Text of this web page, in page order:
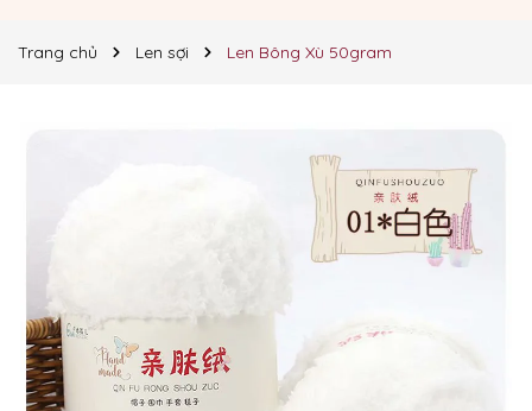
Trang chủ Len sợi Len Bông Xù 50gram